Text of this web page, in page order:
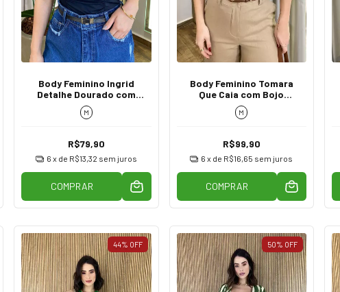
Body Feminino Ingrid
Detalhe Dourado com
Bojo Preto
M
R$79,90
6 x de R$13,32 sem juros
COMPRAR
Body Feminino Tomara
Que Caia com Bojo
Marrom
M
R$99,90
6 x de R$16,65 sem juros
COMPRAR
44% OFF 50% OFF